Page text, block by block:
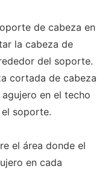
de cabeza en
la cabeza de
del soporte.
cortada de cabeza
en el techo
soporte.
el área donde el
en cada